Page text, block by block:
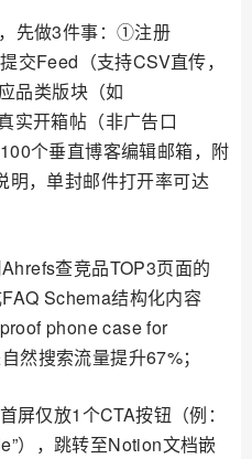
先做3件事：①注册
交Feed（支持CSV直传，
品类版块（如
实开箱帖（非广告口
个垂直博客编辑邮箱，附
明，单封邮件打开率可达
查竞品TOP3页面的
Schema结构化内容
phone case for
然搜索流量提升67%；
屏仅放1个CTA按钮（例：
），跳转至Notion文档嵌